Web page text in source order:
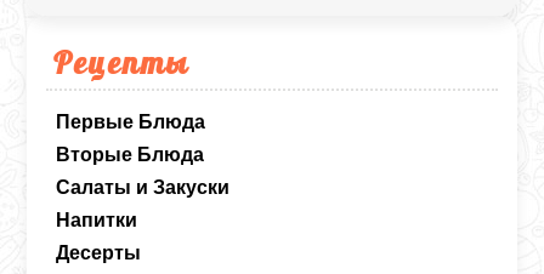
Рецепты
Первые Блюда
Вторые Блюда
Салаты и Закуски
Напитки
Десерты